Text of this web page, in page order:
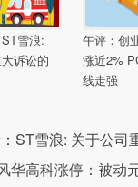
雪浪:
诉讼的
午评：创
涨近2%
线走强
ST雪浪: 关于公司
华高科涨停：被动